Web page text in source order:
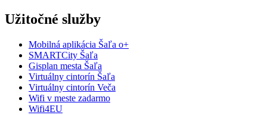
Užitočné služby
Mobilná aplikácia Šaľa o+
SMARTCity Šaľa
Gisplan mesta Šaľa
Virtuálny cintorín Šaľa
Virtuálny cintorín Veča
Wifi v meste zadarmo
Wifi4EU